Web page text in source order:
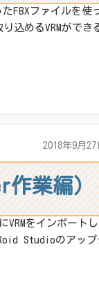
FBXファイルを使
込めるVRMができ
2018年9月27
作業編）
をインポート
Studioのアップ